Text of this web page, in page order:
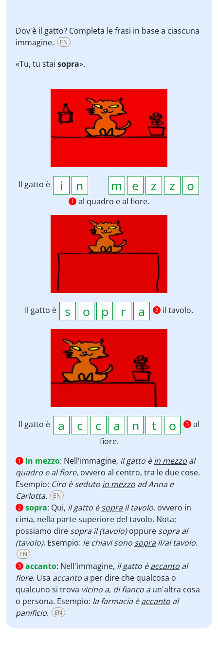
Dov'è il gatto? Completa le frasi in base a ciascuna
immagine.
EN
«Tu, tu stai sopra».
Il gatto è
1 al quadro e al fiore.
Il gatto è 2 il tavolo.
Il gatto è 3 al
fiore.
1 in mezzo: Nell'immagine, il gatto èin mezzo al
quadro e al fiore, ovvero al centro, tra le due cose.
Esempio: Ciro è seduto in mezzo ad Anna e
Carlotta. EN
2 sopra: Qui, il gatto èsoprail tavolo, ovvero in
cima, nella parte superiore del tavolo. Nota:
possiamo dire sopra il (tavolo)oppure sopra al
(tavolo). Esempio: le chiavi sono soprail/al tavolo.
EN
3 accanto: Nell'immagine, il gatto èaccanto al
fiore. Usa accanto aper dire che qualcosa o
qualcuno si trova vicino a, di fianco aun'altra cosa
o persona. Esempio: la farmacia èaccanto al
panificio. EN